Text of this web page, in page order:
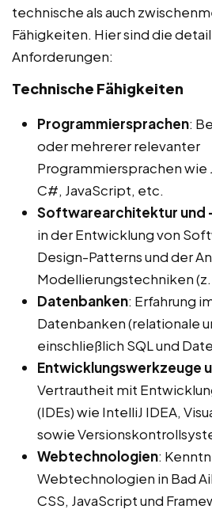
technische als auch
Fähigkeiten. Hier sind die
Anforderungen:
Technische Fähigkeiten
Programmiersprachen:
oder mehrerer relevanter
Programmiersprachen wie
C#, JavaScript, etc.
Softwarearchitektur und
in der Entwicklung von
Design-Patterns und der
Modellierungstechniken
Datenbanken: Erfahrung
Datenbanken (relationale
einschließlich SQL und
Entwicklungswerkzeuge
Vertrautheit mit
(IDEs) wie IntelliJ IDEA,
sowie
Webtechnologien:
Webtechnologien in Bad
CSS, JavaScript und